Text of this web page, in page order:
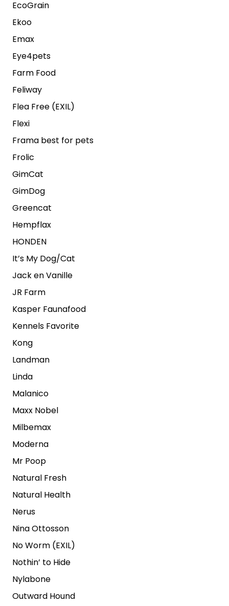
EcoGrain
Ekoo
Emax
Eye4pets
Farm Food
Feliway
Flea Free (EXIL)
Flexi
Frama best for pets
Frolic
GimCat
GimDog
Greencat
Hempflax
HONDEN
It’s My Dog/Cat
Jack en Vanille
JR Farm
Kasper Faunafood
Kennels Favorite
Kong
Landman
Linda
Malanico
Maxx Nobel
Milbemax
Moderna
Mr Poop
Natural Fresh
Natural Health
Nerus
Nina Ottosson
No Worm (EXIL)
Nothin’ to Hide
Nylabone
Outward Hound